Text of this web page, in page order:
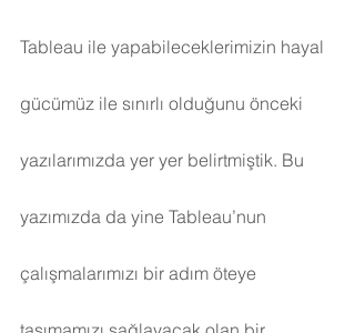
Tableau ile yapabileceklerimizin hayal
gücümüz ile sınırlı olduğunu önceki
yazılarımızda yer yer belirtmiştik. Bu
yazımızda da yine Tableau’nun
çalışmalarımızı bir adım öteye